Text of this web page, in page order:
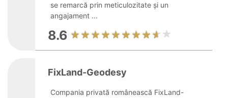
se remarcă prin meticulozitate și un
angajament ...
8.6
FixLand-Geodesy
Compania privată românească FixLand-